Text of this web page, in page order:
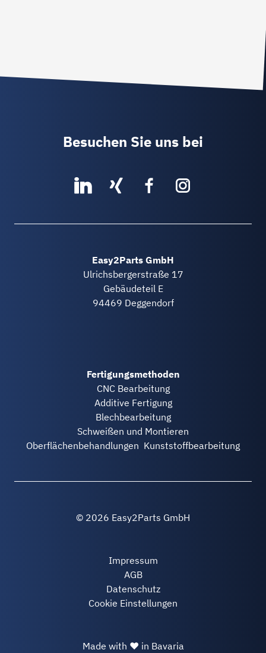
Besuchen Sie uns bei
Easy2Parts GmbH
Ulrichsbergerstraße 17
Gebäudeteil E
94469 Deggendorf
Fertigungsmethoden
CNC Bearbeitung
Additive Fertigung
Blechbearbeitung
Schweißen und Montieren
Oberflächenbehandlungen Kunststoffbearbeitung
© 2026 Easy2Parts GmbH
Impressum
AGB
Datenschutz
Cookie Einstellungen
Made with ❤ in Bavaria